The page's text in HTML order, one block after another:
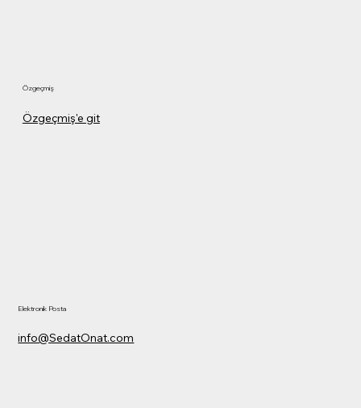
Özgeçmiş
Özgeçmiş'e git
info@SedatOnat.com
Elektronik Posta